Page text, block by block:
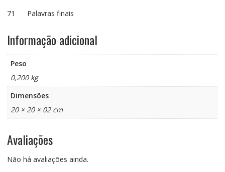
71 Palavras finais
Informação adicional
Peso
0,200 kg
Dimensões
20 × 20 × 02 cm
Avaliações
Não há avaliações ainda.